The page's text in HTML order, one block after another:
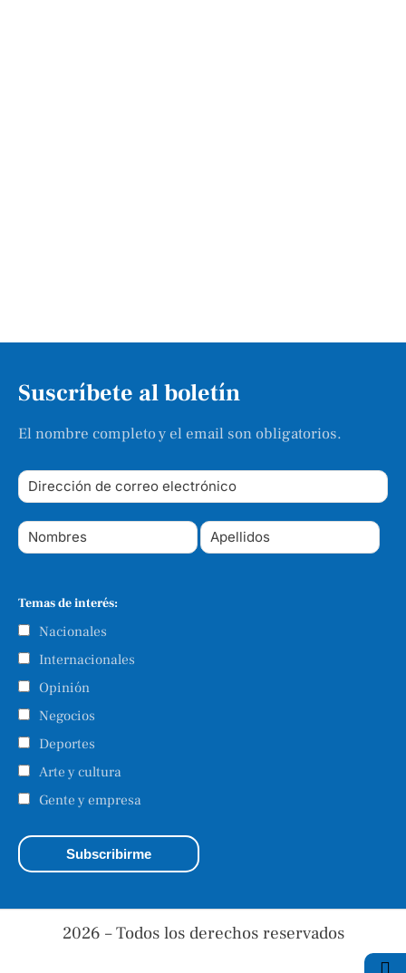
Suscríbete al boletín
El nombre completo y el email son obligatorios.
Temas de interés:
Nacionales
Internacionales
Opinión
Negocios
Deportes
Arte y cultura
Gente y empresa
2026 – Todos los derechos reservados